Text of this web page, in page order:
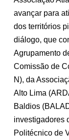
avançar para
dos territórios
diálogo, que
Agrupamento
Comissão de
N), da
Alto Lima
Baldios
investigadores
Politécnico de